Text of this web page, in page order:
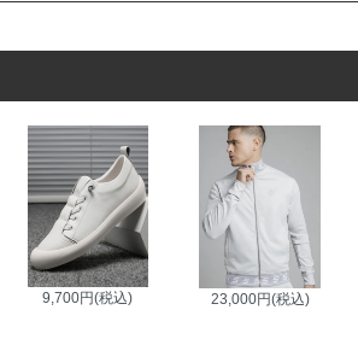
9,700円(税込) 23,000円(税込)